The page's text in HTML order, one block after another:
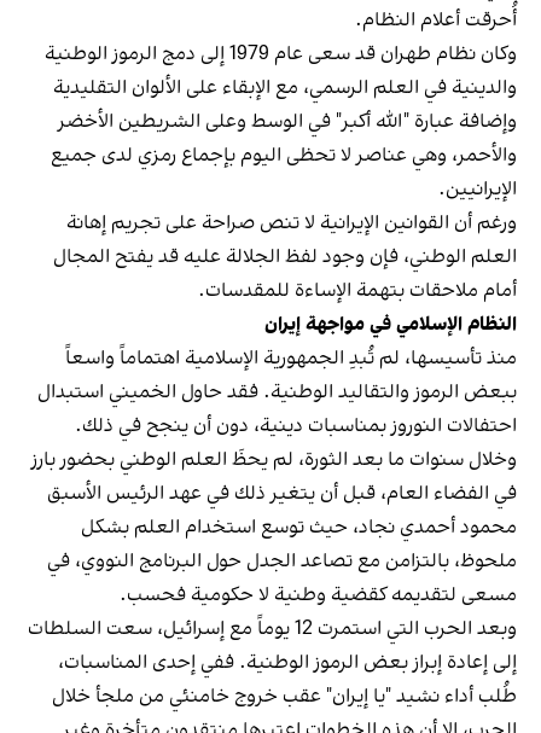
أُحرقت أعلام النظام.
وكان نظام طهران قد سعى عام 1979 إلى دمج الرموز الوطنية
والدينية في العلم الرسمي، مع الإبقاء على الألوان التقليدية
وإضافة عبارة "الله أكبر" في الوسط وعلى الشريطين الأخضر
والأحمر، وهي عناصر لا تحظى اليوم بإجماع رمزي لدى جميع
الإيرانيين.
ورغم أن القوانين الإيرانية لا تنص صراحة على تجريم إهانة
العلم الوطني، فإن وجود لفظ الجلالة عليه قد يفتح المجال
أمام ملاحقات بتهمة الإساءة للمقدسات.
النظام الإسلامي في مواجهة إيران
منذ تأسيسها، لم تُبدِ الجمهورية الإسلامية اهتماماً واسعاً
ببعض الرموز والتقاليد الوطنية. فقد حاول الخميني استبدال
احتفالات النوروز بمناسبات دينية، دون أن ينجح في ذلك.
وخلال سنوات ما بعد الثورة، لم يحظَ العلم الوطني بحضور بارز
في الفضاء العام، قبل أن يتغير ذلك في عهد الرئيس الأسبق
محمود أحمدي‌ نجاد، حيث توسع استخدام العلم بشكل
ملحوظ، بالتزامن مع تصاعد الجدل حول البرنامج النووي، في
مسعى لتقديمه كقضية وطنية لا حكومية فحسب.
وبعد الحرب التي استمرت 12 يوماً مع إسرائيل، سعت السلطات
إلى إعادة إبراز بعض الرموز الوطنية. ففي إحدى المناسبات،
طُلب أداء نشيد "يا إيران" عقب خروج خامنئي من ملجأ خلال